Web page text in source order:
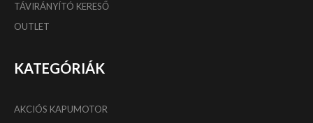
TÁVIRÁNYÍTÓ KERESŐ
OUTLET
KATEGÓRIÁK
AKCIÓS KAPUMOTOR